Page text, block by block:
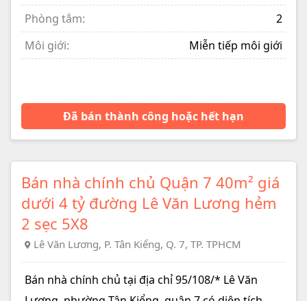
Phòng tắm:
2
Môi giới:
Miễn tiếp môi giới
Đã bán thành công hoặc hết hạn
Bán nhà chính chủ Quận 7 40m² giá
dưới 4 tỷ đường Lê Văn Lương hẻm
2 sẹc 5X8
Lê Văn Lương, P. Tân Kiểng, Q. 7, TP. TPHCM
Bán nhà chính chủ tại địa chỉ 95/108/* Lê Văn